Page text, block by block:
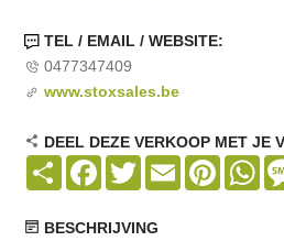
TEL / EMAIL / WEBSITE:
0477347409
www.stoxsales.be
DEEL DEZE VERKOOP MET JE
Share Facebook
TwitterEmail Pinterest
BESCHRIJVING